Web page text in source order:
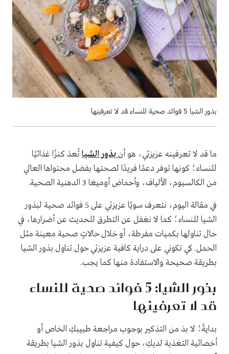
بذور الشيا 5 فوائد صحية للنساء قد لا تعرفينها
ما قد لا تعرفينه عزيزتي، هو أن بذور الشياتُعدَ كنزًا غذائيًا
للنساء؛ كونها توفر دعمًا فريدًا لصحتها بفضل محتواها العالي
من الكالسيوم، الألياف، وأحماض أوميغا 3 الدهنية الصحية.
في مقالة اليوم، نتعرف سويًا عزيزتي على 5 فوائد صحية لبذور
الشيا للنساء؛ كما لا نغفل عن التطرق للحديث عن أضرارها، في
حال تناولها بكميات مفرطة، أو خلال حالاتٍ صحية معينة مثل
الحمل. كي تكوني على دراية كافية عزيزتي حول تناول بذور الشيا
بطريقة صحيحة والاستفادة منها كما يجب.
بذور الشيا: 5 فوائد صحية للنساء
قد لا تعرفينها
بدايةً؛ لا بدَ من التذكير بوجوب مراجعة طبيبكِ الخاص أو
أخصائية التغذية لديكِ، حول كيفية تناول بذور الشيا بطريقة